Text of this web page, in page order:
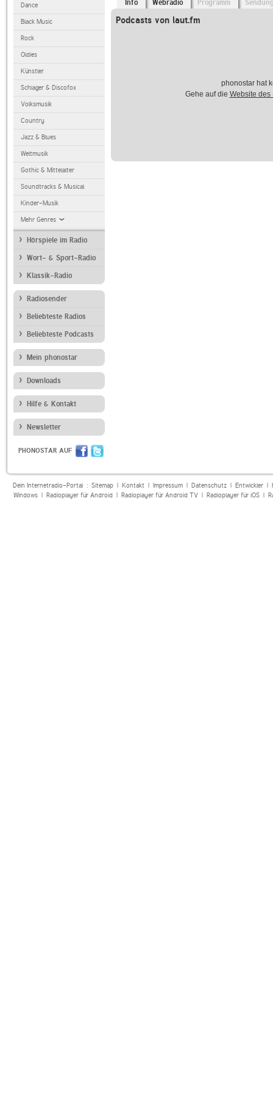
Dance
Black Music
Rock
Oldies
Künstler
Schlager & Discofox
Volksmusik
Country
Jazz & Blues
Weltmusik
Gothic & Mittelalter
Soundtracks & Musical
Kinder-Musik
Mehr Genres
Hörspiele im Radio
Wort- & Sport-Radio
Klassik-Radio
Radiosender
Beliebteste Radios
Beliebteste Podcasts
Mein phonostar
Downloads
Hilfe & Kontakt
Newsletter
PHONOSTAR AUF
Info Webradio Programm
Podcasts von laut.fm
phonostar hat
Gehe auf die Website des
Dein Internetradio-Portal : Sitemap| Kontakt| Impressum| Datenschutz| Entwickler|
Windows| Radioplayer für Android| Radioplayer für Android TV| Radioplayer für iOS|